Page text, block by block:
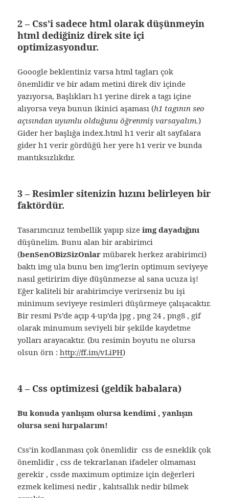
2 – Css’i sadece html olarak düşünmeyin
html dediğiniz direk site içi
optimizasyondur.
Gooogle beklentiniz varsa html tagları çok
önemlidir ve bir adam metini direk div içinde
yazıyorsa, Başlıkları h1 yerine direk a tagı içine
alıyorsa veya bunun ikinici aşaması (h1 tagının seo
açısından uyumlu olduğunu öğrenmiş varsayalım.)
Gider her başlığa index.html h1 verir alt sayfalara
gider h1 verir gördüğü her yere h1 verir ve bunda
mantıksızlıkdır.
3 – Resimler sitenizin hızını belirleyen bir
faktördür.
Tasarımcınız tembellik yapıp sizeimg dayadığını
düşünelim. Bunu alan bir arabirimci
(benSenOBizSizOnlar mübarek herkez arabirimci)
baktı img ula bunu ben img’lerin optimum seviyeye
nasıl getiririm diye düşünmezse al sana ucuza iş!
Eğer kaliteli bir arabirimciye verirseniz bu işi
minimum seviyeye resimleri düşürmeye çalışacaktır.
Bir resmi Ps’de açıp 4-up’da jpg , png 24 , png8 , gif
olarak minumum seviyeli bir şekilde kaydetme
yolları arayacaktır. (bu resimin boyutu ne olursa
olsun örn :http://ff.im/vLiPH)
4 – Css optimizesi (geldik babalara)
Bu konuda yanlışım olursa kendimi , yanlışın
olursa seni hırpalarım!
Css’in kodlanması çok önemlidir css de esneklik çok
önemlidir , css de tekrarlanan ifadeler olmaması
gerekir , cssde maximum optimize için değerleri
ezmek kelimesi nedir , kalıtsallık nedir bilmek